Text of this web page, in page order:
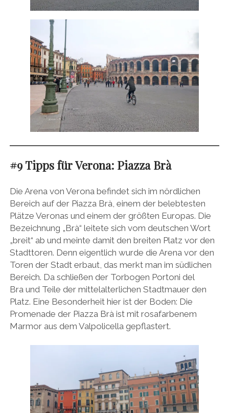
#9 Tipps für Verona: Piazza Brà
Die Arena von Verona befindet sich im nördlichen
Bereich auf der Piazza Brà, einem der belebtesten
Plätze Veronas und einem der größten Europas. Die
Bezeichnung „Brà“ leitete sich vom deutschen Wort
„breit“ ab und meinte damit den breiten Platz vor den
Stadttoren. Denn eigentlich wurde die Arena vor den
Toren der Stadt erbaut, das merkt man im südlichen
Bereich. Da schließen der Torbogen Portoni del
Bra und Teile der mittelalterlichen Stadtmauer den
Platz. Eine Besonderheit hier ist der Boden: Die
Promenade der Piazza Brà ist mit rosafarbenem
Marmor aus dem Valpolicella gepflastert.